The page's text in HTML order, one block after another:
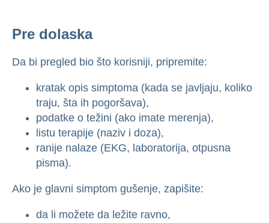
Pre dolaska
Da bi pregled bio što korisniji, pripremite:
kratak opis simptoma (kada se javljaju, koliko
traju, šta ih pogoršava),
podatke o težini (ako imate merenja),
listu terapije (naziv i doza),
ranije nalaze (EKG, laboratorija, otpusna
pisma).
Ako je glavni simptom gušenje, zapišite:
da li možete da ležite ravno,